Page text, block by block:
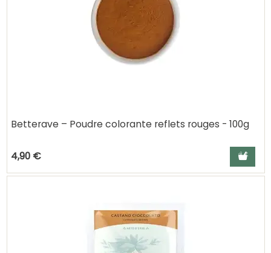
Betterave – Poudre colorante reflets rouges - 100g
4,90 € Ajouter